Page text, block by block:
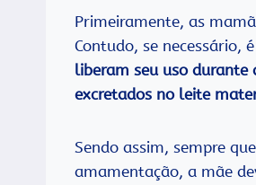
Primeiramente, as
Contudo, se necessário,
liberam seu uso durante
excretados no leite
Sendo assim, sempre
amamentação, a mãe